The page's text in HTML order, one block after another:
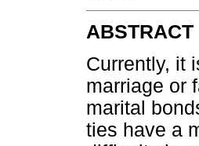
ABSTRACT
Currently, it
marriage or
marital
ties have a